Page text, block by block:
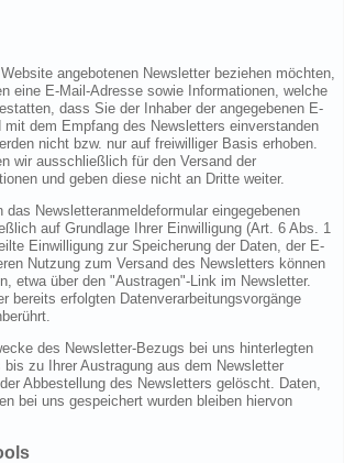
angebotenen Newsletter beziehen möchten,
eine E-Mail-Adresse sowie Informationen, welche
dass Sie der Inhaber der angegebenen E-
mit dem Empfang des Newsletters einverstanden
nicht bzw. nur auf freiwilliger Basis erhoben.
wir ausschließlich für den Versand der
und geben diese nicht an Dritte weiter.
das Newsletteranmeldeformular eingegebenen
auf Grundlage Ihrer Einwilligung (Art. 6 Abs. 1
Einwilligung zur Speicherung der Daten, der E-
Nutzung zum Versand des Newsletters können
etwa über den "Austragen"-Link im Newsletter.
bereits erfolgten Datenverarbeitungsvorgänge
des Newsletter-Bezugs bei uns hinterlegten
bis zu Ihrer Austragung aus dem Newsletter
Abbestellung des Newsletters gelöscht. Daten,
bei uns gespeichert wurden bleiben hiervon